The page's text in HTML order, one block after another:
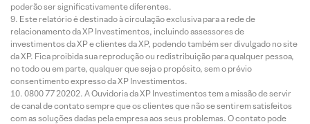
poderão ser significativamente diferentes.
Este relatório é destinado à circulação exclusiva para a rede de
relacionamento da XP Investimentos, incluindo assessores de
investimentos da XP e clientes da XP, podendo também ser divulgado no site
da XP. Fica proibida sua reprodução ou redistribuição para qualquer pessoa,
no todo ou em parte, qualquer que seja o propósito, sem o prévio
consentimento expresso da XP Investimentos.
0800 77 20202. A Ouvidoria da XP Investimentos tem a missão de servir
de canal de contato sempre que os clientes que não se sentirem satisfeitos
com as soluções dadas pela empresa aos seus problemas. O contato pode